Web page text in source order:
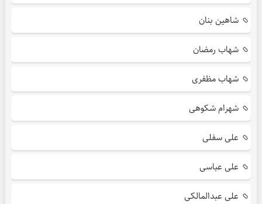
شاهین بنان
شهاب رمضان
شهاب مظفری
شهرام شکوهی
علی سفلی
علی عباسی
علی عبدالمالکی